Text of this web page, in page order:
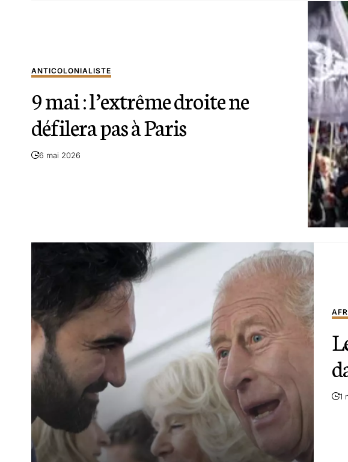
ANTICOLONIALISTE
9 mai : l’extrême droite ne
défilera pas à Paris
6 mai 2026
1